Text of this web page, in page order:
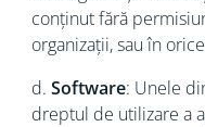
conținut fără
organizații, sau în
d. Software: Unele
dreptul de utilizare a